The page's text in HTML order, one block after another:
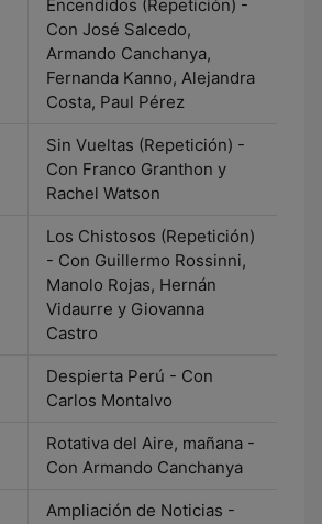
Encendidos (Repetición) -
Con José Salcedo,
Armando Canchanya,
Fernanda Kanno, Alejandra
Costa, Paul Pérez
Sin Vueltas (Repetición) -
Con Franco Granthon y
Rachel Watson
Los Chistosos (Repetición)
- Con Guillermo Rossinni,
Manolo Rojas, Hernán
Vidaurre y Giovanna
Castro
Despierta Perú - Con
Carlos Montalvo
Rotativa del Aire, mañana -
Con Armando Canchanya
Ampliación de Noticias -